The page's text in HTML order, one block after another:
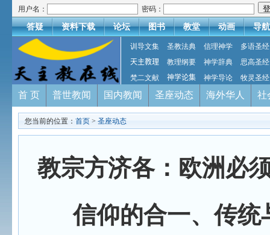
用户名： 密码：
答疑 资料下载 论坛 图书 教堂 动画 导航
训导文集 圣教法典 信理神学
多语圣经
天主教理
教理纲要 神学辞典
思高圣经
梵二文献
神学论集 神学导论 牧灵圣经
首 页 普世教闻 国内教闻 圣座动态 海外华人 社
您当前的位置： 首页 > 圣座动态
教宗方济各：欧洲必
信仰的合一、传统